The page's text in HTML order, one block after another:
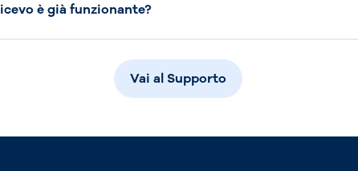
è già funzionante?
Vai al Supporto